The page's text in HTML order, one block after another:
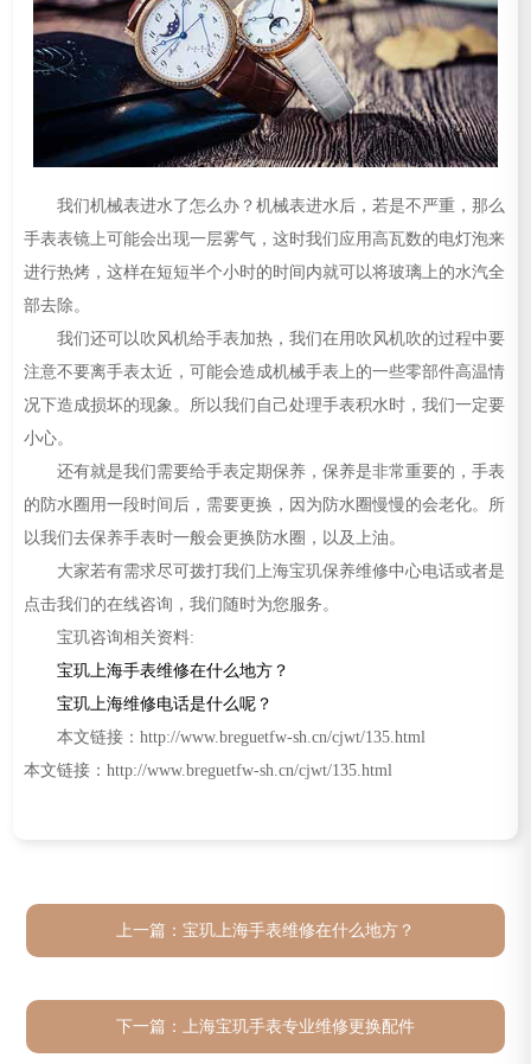
我们机械表进水了怎么办？机械表进水后，若是不严重，那么
手表表镜上可能会出现一层雾气，这时我们应用高瓦数的电灯泡来
进行热烤，这样在短短半个小时的时间内就可以将玻璃上的水汽全
部去除。
我们还可以吹风机给手表加热，我们在用吹风机吹的过程中要
注意不要离手表太近，可能会造成机械手表上的一些零部件高温情
况下造成损坏的现象。所以我们自己处理手表积水时，我们一定要
小心。
还有就是我们需要给手表定期保养，保养是非常重要的，手表
的防水圈用一段时间后，需要更换，因为防水圈慢慢的会老化。所
以我们去保养手表时一般会更换防水圈，以及上油。
大家若有需求尽可拨打我们上海宝玑保养维修中心电话或者是
点击我们的在线咨询，我们随时为您服务。
宝玑咨询相关资料:
宝玑上海手表维修在什么地方？
宝玑上海维修电话是什么呢？
本文链接：http://www.breguetfw-sh.cn/cjwt/135.html
本文链接：http://www.breguetfw-sh.cn/cjwt/135.html
上一篇： 宝玑上海手表维修在什么地方？
下一篇： 上海宝玑手表专业维修更换配件